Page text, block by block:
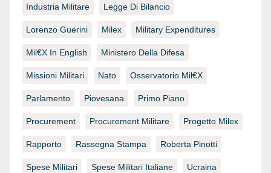
Industria Militare Legge Di Bilancio
Lorenzo Guerini Milex Military Expenditures
Mil€x In English Ministero Della Difesa
Missioni Militari Nato Osservatorio Mil€x
Parlamento Piovesana Primo Piano
Procurement Procurement Militare Progetto Milex
Rapporto Rassegna Stampa Roberta Pinotti
Spese Militari Spese Militari Italiane Ucraina